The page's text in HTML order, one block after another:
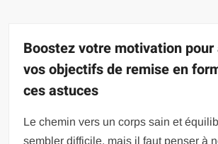
Boostez votre motivation
vos objectifs de remise en
ces astuces
Le chemin vers un corps sain et
sembler difficile, mais il faut penser à